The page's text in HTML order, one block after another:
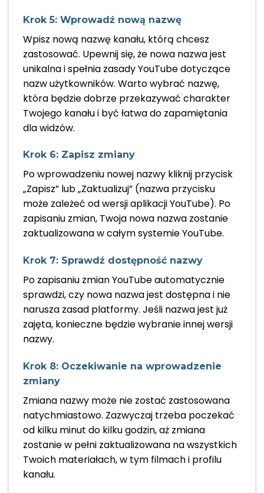
Krok 5: Wprowadź nową nazwę
Wpisz nową nazwę kanału, którą chcesz
zastosować. Upewnij się, że nowa nazwa jest
unikalna i spełnia zasady YouTube dotyczące
nazw użytkowników. Warto wybrać nazwę,
która będzie dobrze przekazywać charakter
Twojego kanału i być łatwa do zapamiętania
dla widzów.
Krok 6: Zapisz zmiany
Po wprowadzeniu nowej nazwy kliknij przycisk
„Zapisz” lub „Zaktualizuj” (nazwa przycisku
może zależeć od wersji aplikacji YouTube). Po
zapisaniu zmian, Twoja nowa nazwa zostanie
zaktualizowana w całym systemie YouTube.
Krok 7: Sprawdź dostępność nazwy
Po zapisaniu zmian YouTube automatycznie
sprawdzi, czy nowa nazwa jest dostępna i nie
narusza zasad platformy. Jeśli nazwa jest już
zajęta, konieczne będzie wybranie innej wersji
nazwy.
Krok 8: Oczekiwanie na wprowadzenie
zmiany
Zmiana nazwy może nie zostać zastosowana
natychmiastowo. Zazwyczaj trzeba poczekać
od kilku minut do kilku godzin, aż zmiana
zostanie w pełni zaktualizowana na wszystkich
Twoich materiałach, w tym filmach i profilu
kanału.